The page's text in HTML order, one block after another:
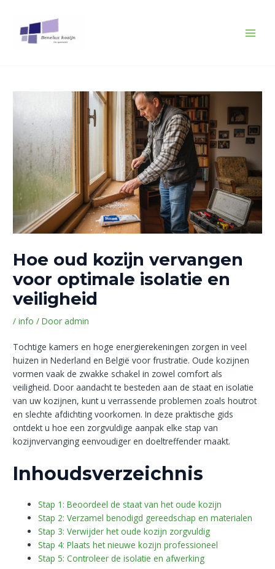
Hoe oud kozijn vervangen
voor optimale isolatie en
veiligheid
/info / Door admin
Tochtige kamers en hoge energierekeningen zorgen in veel
huizen in Nederland en België voor frustratie. Oude kozijnen
vormen vaak de zwakke schakel in zowel comfort als
veiligheid. Door aandacht te besteden aan de staat en isolatie
van uw kozijnen, kunt u verrassende problemen zoals houtrot
en slechte afdichting voorkomen. In deze praktische gids
ontdekt u hoe een zorgvuldige aanpak elke stap van
kozijnvervanging eenvoudiger en doeltreffender maakt.
Inhoudsverzeichnis
Stap 1: Beoordeel de staat van het oude kozijn
Stap 2: Verzamel benodigd gereedschap en materialen
Stap 3: Verwijder het oude kozijn zorgvuldig
Stap 4: Plaats het nieuwe kozijn professioneel
Stap 5: Controleer de isolatie en afwerking
navigatie